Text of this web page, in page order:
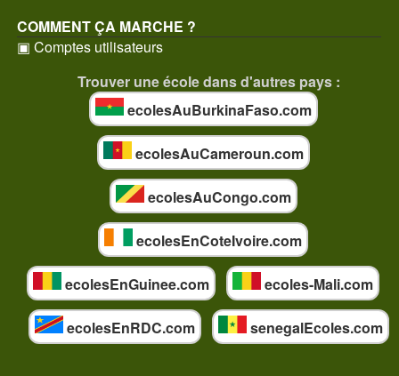
COMMENT ÇA MARCHE ?
▣ Comptes utilisateurs
Trouver une école dans d'autres pays :
ecolesAuBurkinaFaso.com
ecolesAuCameroun.com
ecolesAuCongo.com
ecolesEnCoteIvoire.com
ecolesEnGuinee.com ecoles-Mali.com
ecolesEnRDC.com senegalEcoles.com